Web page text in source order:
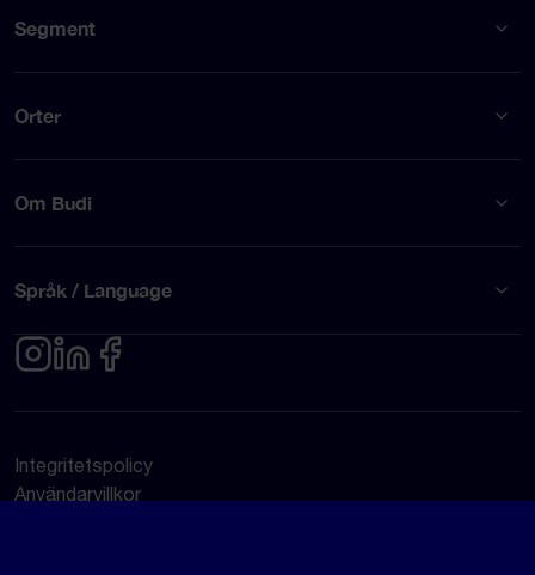
Segment
Orter
Om Budi
Språk / Language
Integritetspolicy
Användarvillkor